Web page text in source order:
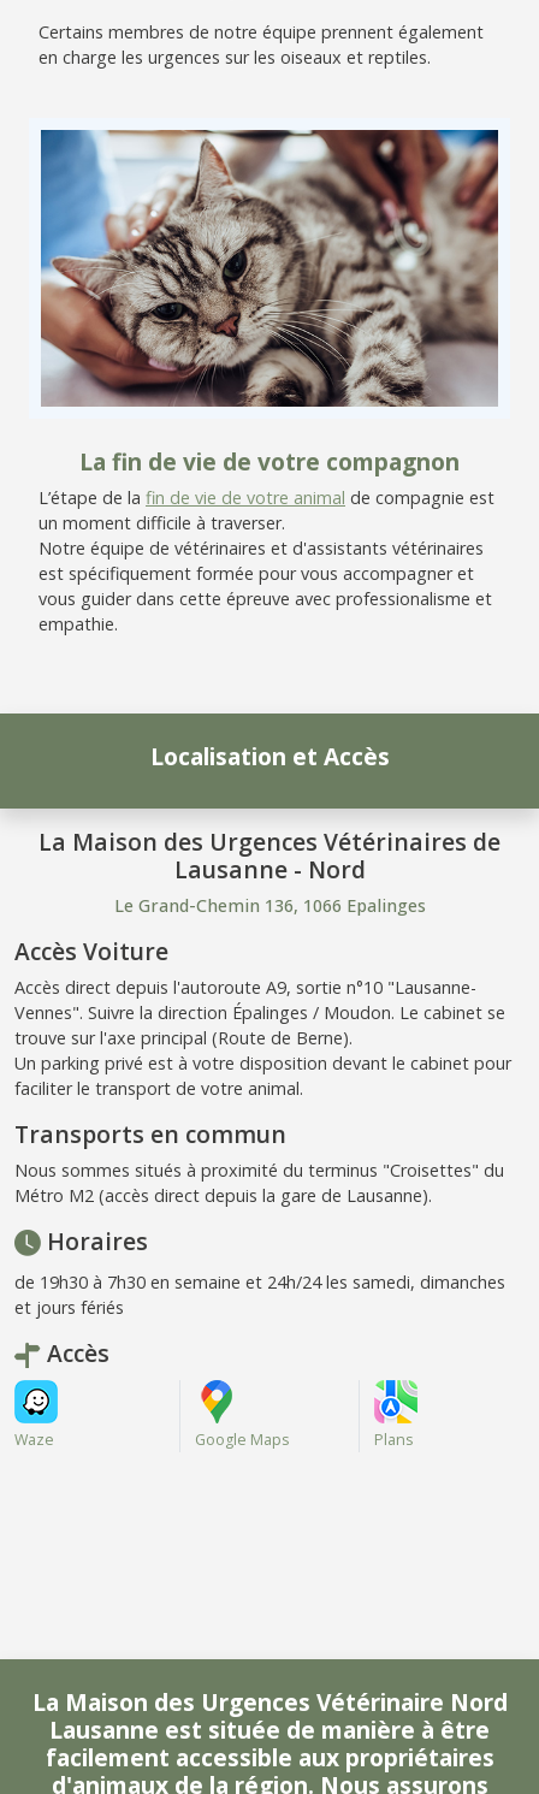
Certains membres de notre équipe prennent également
en charge les urgences sur les oiseaux et reptiles.
La fin de vie de votre compagnon
L’étape de la fin de vie de votre animal de compagnie est
un moment difficile à traverser.
Notre équipe de vétérinaires et d'assistants vétérinaires
est spécifiquement formée pour vous accompagner et
vous guider dans cette épreuve avec professionalisme et
empathie.
Localisation et Accès
La Maison des Urgences Vétérinaires de
Lausanne - Nord
Le Grand-Chemin 136, 1066 Epalinges
Accès Voiture
Accès direct depuis l'autoroute A9, sortie n°10 "Lausanne-
Vennes". Suivre la direction Épalinges / Moudon. Le cabinet se
trouve sur l'axe principal (Route de Berne).
Un parking privé est à votre disposition devant le cabinet pour
faciliter le transport de votre animal.
Transports en commun
Nous sommes situés à proximité du terminus "Croisettes" du
Métro M2 (accès direct depuis la gare de Lausanne).
Horaires
de 19h30 à 7h30 en semaine et 24h/24 les samedi, dimanches
et jours fériés
Accès
Waze Google Maps Plans
La Maison des Urgences Vétérinaire Nord
Lausanne est située de manière à être
facilement accessible aux propriétaires
d'animaux de la région. Nous assurons